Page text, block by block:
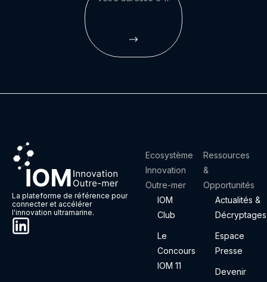
La plateforme de référence pour
connecter et accélérer
l'innovation ultramarine.
Ecosystème
Innovation
Outre-mer
IOM
Club
Le
Concours
IOM 11
Ressources
&
Opportunités
Actualités &
Décryptages
Espace
Presse
Devenir